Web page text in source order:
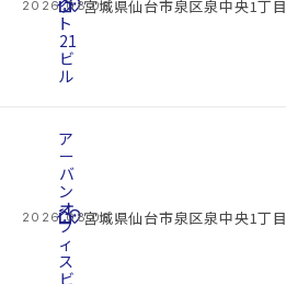
2026.08.08
cottage
ク
ト
21
ビ
ル
location_on宮城県仙台市泉区泉中央1丁目
2026.08.08
cottage
ア
ー
バ
ン
オ
フ
ィ
ス
ビ
location_on宮城県仙台市泉区泉中央1丁目